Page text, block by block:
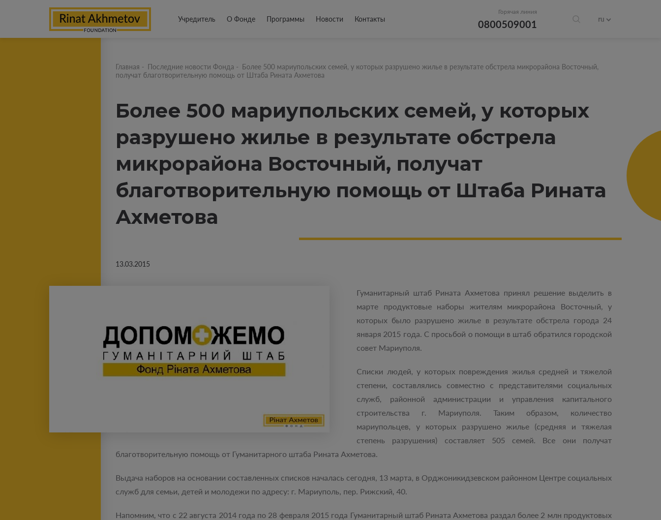
Учредитель О Фонде Программы Новости Контакты
Горячая линия
0800509001 ru
Главная - Последние новости Фонда - Более 500 мариупольских семей, у которых разрушено жилье в результате обстрела микрорайона Восточный,
получат благотворительную помощь от Штаба Рината Ахметова
Более 500 мариупольских семей, у которых
разрушено жилье в результате обстрела
микрорайона Восточный, получат
благотворительную помощь от Штаба Рината
Ахметова
13.03.2015
Гуманитарный штаб Рината Ахметова принял решение выделить в
марте продуктовые наборы жителям микрорайона Восточный, у
которых было разрушено жилье в результате обстрела города 24
января 2015 года. С просьбой о помощи в штаб обратился городской
совет Мариуполя.
Списки людей, у которых повреждения жилья средней и тяжелой
степени, составлялись совместно с представителями социальных
служб, районной администрации и управления капитального
строительства г. Мариуполя. Таким образом, количество
мариупольцев, у которых разрушено жилье (средняя и тяжелая
степень разрушения) составляет 505 семей. Все они получат
благотворительную помощь от Гуманитарного штаба Рината Ахметова.
Выдача наборов на основании составленных списков началась сегодня, 13 марта, в Орджоникидзевском районном Центре социальных
служб для семьи, детей и молодежи по адресу: г. Мариуполь, пер. Рижский, 40.
Напомним, что с 22 августа 2014 года по 28 февраля 2015 года Гуманитарный штаб Рината Ахметова раздал более 2 млн продуктовых